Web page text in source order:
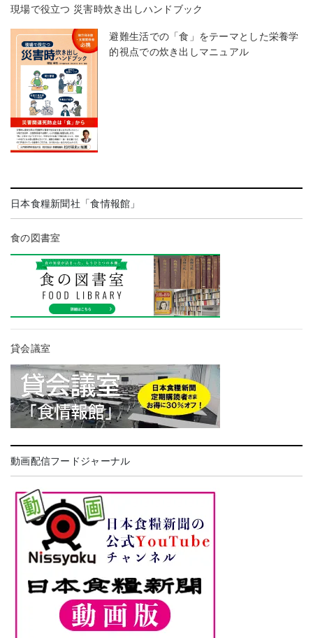
現場で役立つ 災害時炊き出しハンドブック
避難生活での「食」をテーマとした栄養学
的視点での炊き出しマニュアル
日本食糧新聞社「食情報館」
食の図書室
貸会議室
動画配信フードジャーナル